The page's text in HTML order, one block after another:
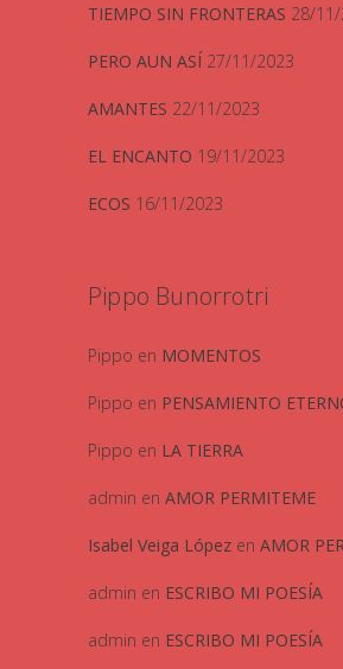
TIEMPO SIN FRONTERAS 28/
PERO AUN ASÍ 27/11/2023
AMANTES 22/11/2023
EL ENCANTO 19/11/2023
ECOS 16/11/2023
Pippo Bunorrotri
Pippo en MOMENTOS
Pippo en PENSAMIENTO
Pippo en LA TIERRA
admin en AMOR PERMITEME
Isabel Veiga López en AMOR
admin en ESCRIBO MI POESÍA
admin en ESCRIBO MI POESÍA